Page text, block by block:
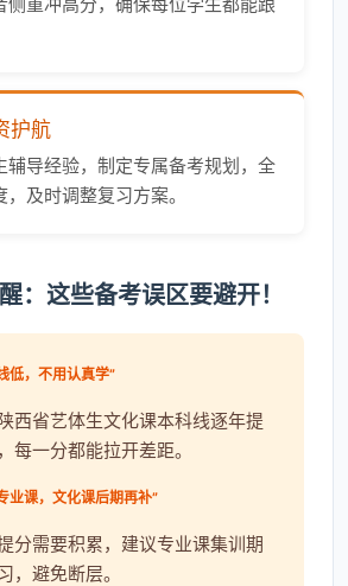
护航
辅导经验，制定专属备考规划，全
及时调整复习方案。
：这些备考误区要避开！
低，不用认真学”
西省艺体生文化课本科线逐年提
每一分都能拉开差距。
业课，文化课后期再补”
分需要积累，建议专业课集训期
，避免断层。